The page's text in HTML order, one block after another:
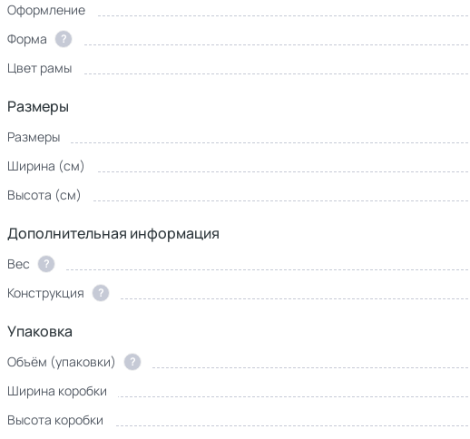
Оформление
Форма
?
Цвет рамы
Размеры
Размеры
Ширина (см)
Высота (см)
Дополнительная информация
Вес ?
Конструкция
?
Упаковка
Объём (упаковки) ?
Ширина коробки
Высота коробки